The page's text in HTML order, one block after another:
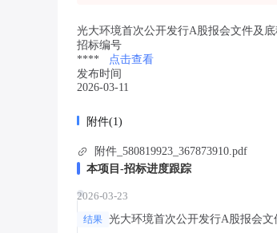
光大环境首次公开发行A股报会文件及
招标编号
****
点击查看
发布时间
2026-03-11
附件(1)
附件_580819923_367873910.pdf
本项目-招标进度跟踪
2026-03-23
结果 光大环境首次公开发行A股报会